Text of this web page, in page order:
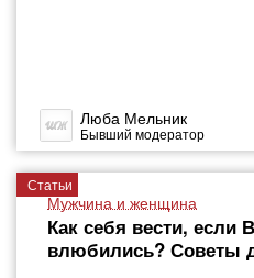
Люба Мельник
Бывший модератор
Статьи
Мужчина и женщина
Как себя вести, если
влюбились? Советы